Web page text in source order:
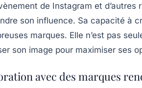
de Instagram et d’autres
son influence. Sa capacité à
marques. Elle n’est pas
son image pour maximiser ses
avec des marques